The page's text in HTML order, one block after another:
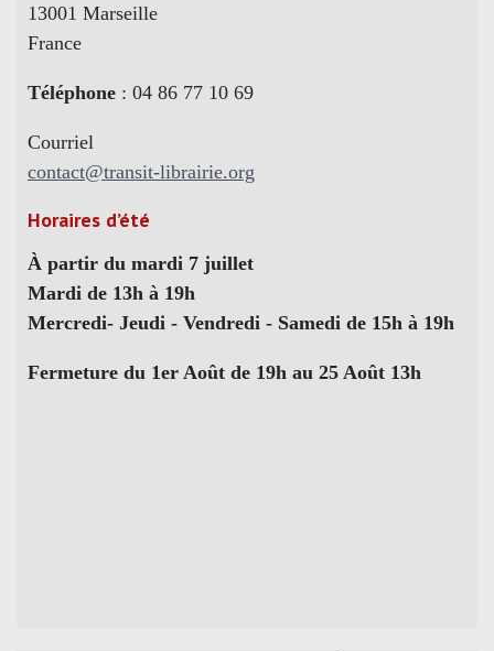
13001 Marseille
France
Téléphone : 04 86 77 10 69
Courriel
contact@transit-librairie.org
Horaires d’été
À partir du mardi 7 juillet
Mardi de 13h à 19h
Mercredi- Jeudi - Vendredi - Samedi de 15h à 19h
Fermeture du 1er Août de 19h au 25 Août 13h